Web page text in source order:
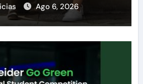
Ago 6, 2026